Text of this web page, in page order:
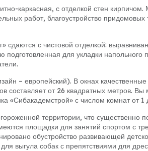
каркасная, с отделкой стен
работ, благоустройство придомовых
сдаются с чистовой отделкой:
подготовленная для укладки напольного
– европейский). В окнах
составляет от 26 квадратных метров.
«Сибакадемстрой» с числом комнат от 1
территории, что существенно
площадки для занятий спортом с
обустройство развивающей
выгула собак с препятствиями для